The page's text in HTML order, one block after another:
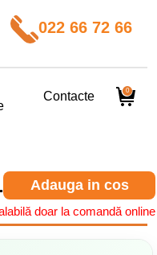
022 66 72 66
Contacte 0
Adauga in cos
doar la comandă online